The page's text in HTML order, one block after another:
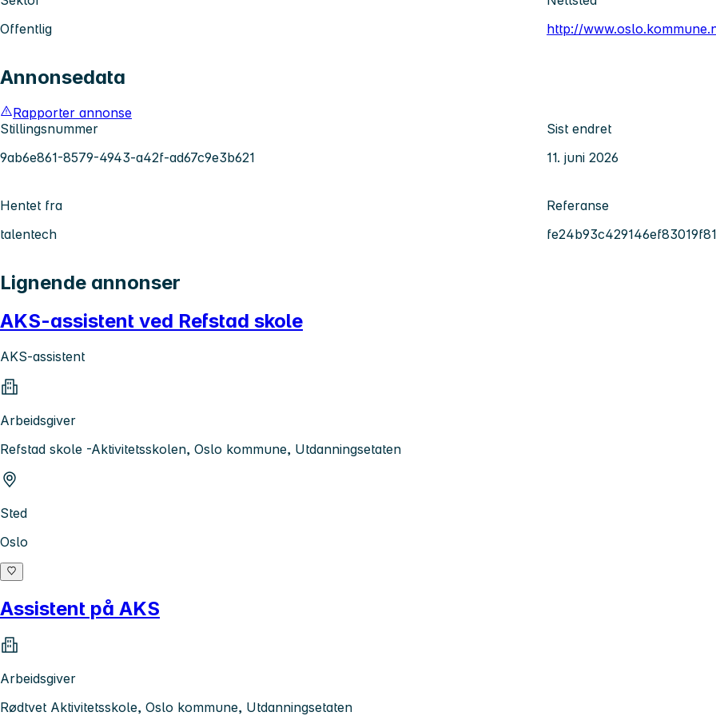
Offentlig
http://
Annonsedata
Rapporter annonse
Stillingsnummer
9ab6e861-8579-4943-a42f-ad67c9e3b621
Sist endret
11. juni 2026
Hentet fra
talentech
Referanse
Lignende annonser
AKS-assistent ved Refstad skole
AKS-assistent
Arbeidsgiver
Refstad skole -Aktivitetsskolen, Oslo kommune, Utdanningsetaten
Sted
Oslo
Assistent på AKS
Arbeidsgiver
Rødtvet Aktivitetsskole, Oslo kommune, Utdanningsetaten